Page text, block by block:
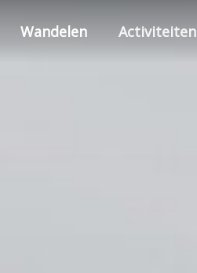
Wandelen Activiteiten